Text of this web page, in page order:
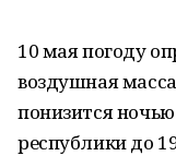
10 мая погоду
воздушная
понизится
республики до